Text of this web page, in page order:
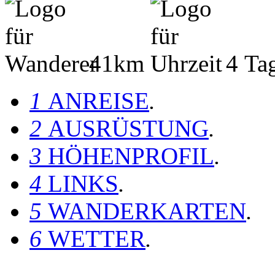
41km
4
1 ANREISE.
2 AUSRÜSTUNG.
3 HÖHENPROFIL.
4 LINKS.
5 WANDERKARTEN.
6 WETTER.